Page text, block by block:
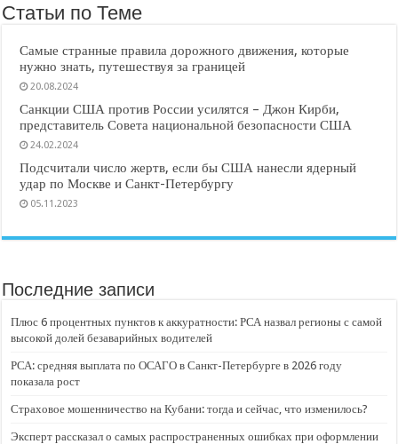
Статьи по Теме
Самые странные правила дорожного движения, которые
нужно знать, путешествуя за границей
20.08.2024
Санкции США против России усилятся – Джон Кирби,
представитель Совета национальной безопасности США
24.02.2024
Подсчитали число жертв, если бы США нанесли ядерный
удар по Москве и Санкт-Петербургу
05.11.2023
Последние записи
Плюс 6 процентных пунктов к аккуратности: РСА назвал регионы с самой
высокой долей безаварийных водителей
РСА: средняя выплата по ОСАГО в Санкт-Петербурге в 2026 году
показала рост
Страховое мошенничество на Кубани: тогда и сейчас, что изменилось?
Эксперт рассказал о самых распространенных ошибках при оформлении